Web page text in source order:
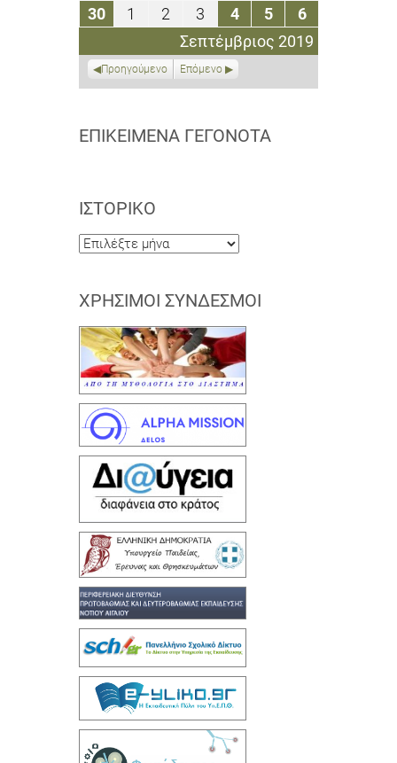
Σεπτέμβριος 2019
Σεπτεμβρίου
2019
Σεπτεμβρίου
2019
Σεπτεμβρίου
2019
Σεπτεμβρίου
2019
Σεπτεμβρίου
2019
Σεπτεμβρίου
20192019
3030
Σεπτεμβρίου
1
Οκτωβρίου
2
Οκτωβρίου
2019
3
Οκτωβρίου
2019
44
Οκτωβρίου
2019
55
Οκτωβρίου
2019
66
Οκτωβρίου
2019
Προηγούμενο Επόμενο
ΕΠΙΚΕΊΜΕΝΑ ΓΕΓΟΝΌΤΑ
ΙΣΤΟΡΙΚΌ
Ιστορικό
ΧΡΉΣΙΜΟΙ ΣΎΝΔΕΣΜΟΙ